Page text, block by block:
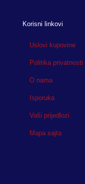
Korisni linkovi
Uslovi kupovine
Politika privatnosti
O nama
Isporuka
Vaši prijedlozi
Mapa sajta